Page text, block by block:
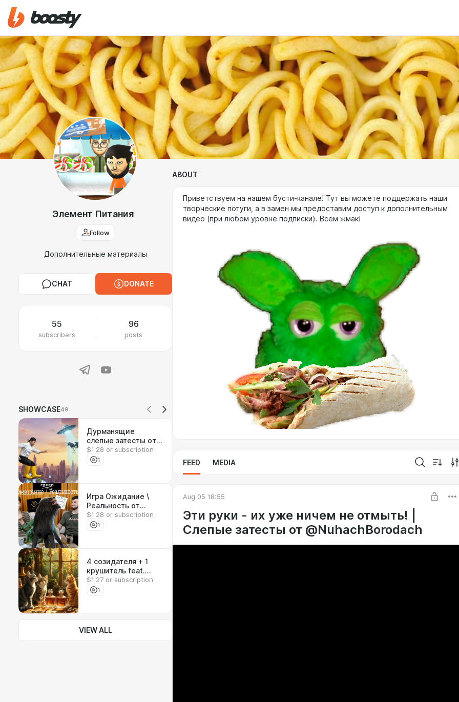
Элемент Питания
Follow
Дополнительные материалы
CHAT DONATE
55
subscribers
96
posts
SHOWCASE49
Дурманящие
слепые затесты от
Виталия
$1.28 or subscription
1
Игра Ожидание \
Реальность от
Виталия
$1.28 or subscription
1
4 созидателя + 1
крушитель feat.
Коля
$1.27 or subscription
1
VIEW ALL
ABOUT
Приветствуем на нашем бусти-канале! Тут вы можете поддержать наши
творческие потуги, а в замен мы предоставим доступ к дополнительным
видео (при любом уровне подписки). Всем жмак!
FEED MEDIA
Aug 05 18:55
Эти руки - их уже ничем не отмыть! |
Слепые затесты от ‪@NuhachBorodach